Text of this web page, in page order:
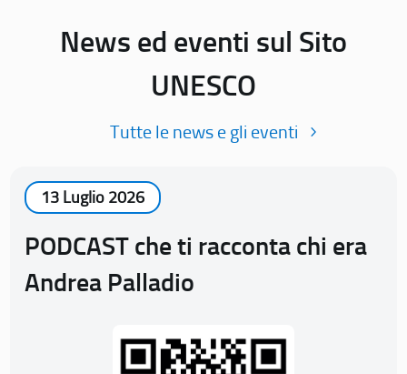
News ed eventi sul Sito
UNESCO
Tutte le news e gli eventi
13 Luglio 2026
PODCAST che ti racconta chi era
Andrea Palladio